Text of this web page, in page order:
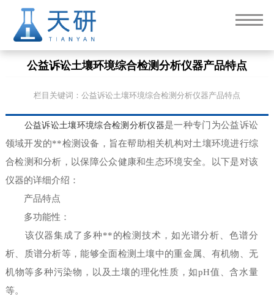
公益诉讼土壤环境综合检测分析仪器产品特点
栏目关键词：公益诉讼土壤环境综合检测分析仪器产品特点
公益诉讼土壤环境综合检测分析仪器是一种专门为公益诉讼
领域开发的**检测设备，旨在帮助相关机构对土壤环境进行综
合检测和分析，以保障公众健康和生态环境安全。以下是对该
仪器的详细介绍：
产品特点
多功能性：
该仪器集成了多种**的检测技术，如光谱分析、色谱分
析、质谱分析等，能够全面检测土壤中的重金属、有机物、无
机物等多种污染物，以及土壤的理化性质，如pH值、含水量
等。